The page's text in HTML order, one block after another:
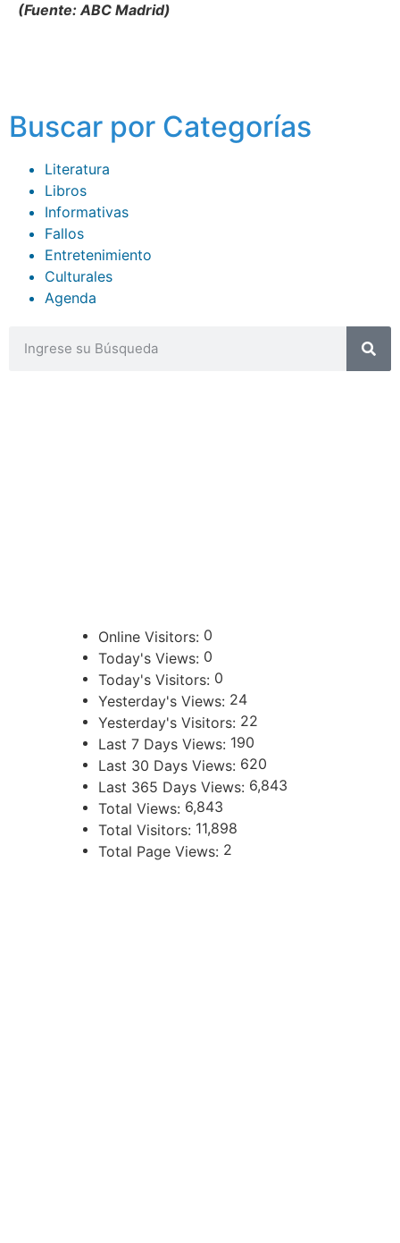
(Fuente: ABC Madrid)
Buscar por Categorías
Literatura
Libros
Informativas
Fallos
Entretenimiento
Culturales
Agenda
Online Visitors: 0
Today's Views: 0
Today's Visitors: 0
Yesterday's Views: 24
Yesterday's Visitors: 22
Last 7 Days Views: 190
Last 30 Days Views: 620
Last 365 Days Views: 6,843
Total Views: 6,843
Total Visitors: 11,898
Total Page Views: 2